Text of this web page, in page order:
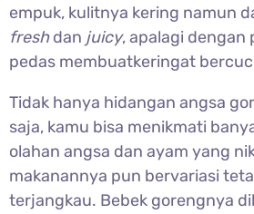
empuk, kulitnya kering namun
freshdan juicy, apalagi dengan
pedas membuatkeringat
Tidak hanya hidangan angsa
saja, kamu bisa menikmati
olahan angsa dan ayam yang
makanannya pun bervariasi
terjangkau. Bebek gorengnya